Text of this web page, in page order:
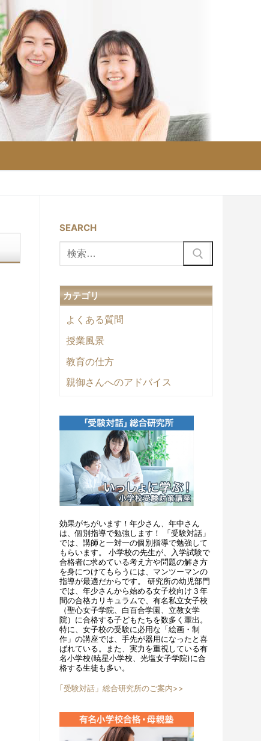
SEARCH
索:
カテゴリ
よくある質問
授業風景
教育の仕方
親御さんへのアドバイス
効果がちがいます！年少さん、年中さん
は、個別指導で勉強します！ 「受験対話」
では、講師と一対一の個別指導で勉強して
もらいます。 小学校の先生が、入学試験で
合格者に求めている考え方や問題の解き方
を身につけてもらうには、マンツーマンの
指導が最適だからです。 研究所の幼児部門
では、年少さんから始める女子校向け３年
間の合格カリキュラムで、有名私立女子校
（聖心女子学院、白百合学園、立教女学
院）に合格する子どもたちを数多く輩出。
特に、女子校の受験に必用な「絵画・制
作」の講座では、手先が器用になったと喜
ばれている。また、実力を重視している有
名小学校(暁星小学校、光塩女子学院)に合
格する生徒も多い。
｢受験対話」総合研究所のご案内>>